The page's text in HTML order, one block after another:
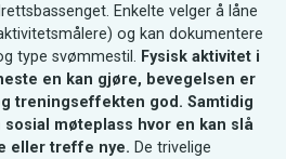
Enkelte velger å låne
og kan dokumentere
type svømmestil. Fysisk aktivitet i
en kan gjøre, bevegelsen er
treningseffekten god. Samtidig
møteplass hvor en kan slå
eller treffe nye. De trivelige